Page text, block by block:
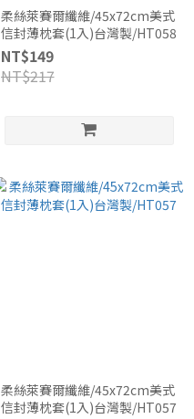
柔絲萊賽爾纖維/45x72cm美式
信封薄枕套(1入)台灣製/HT058
NT$149
NT$217
柔絲萊賽爾纖維/45x72cm美式
信封薄枕套(1入)台灣製/HT057